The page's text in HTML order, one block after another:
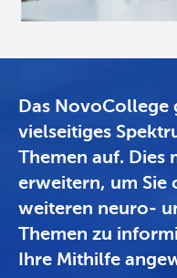
Das NovoCollege
vielseitiges
Themen auf.
erweitern, um Sie
weiteren neuro-
Themen zu
Ihre Mithilfe